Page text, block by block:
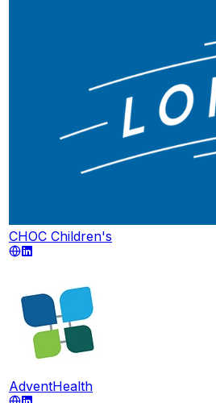
CHOC Children's
AdventHealth